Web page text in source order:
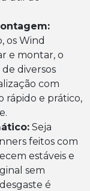
os Wind
e montar, o
diversos
com
rápido e prático,
Seja
feitos com
estáveis e
sem
é